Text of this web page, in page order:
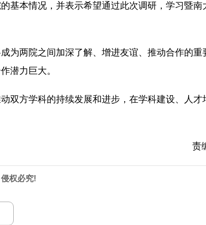
基本情况，并表示希望通过此次调研，学习暨南
为两院之间加深了解、增进友谊、推动合作的重
潜力巨大。
双方学科的持续发展和进步，在学科建设、人才
责
权必究!